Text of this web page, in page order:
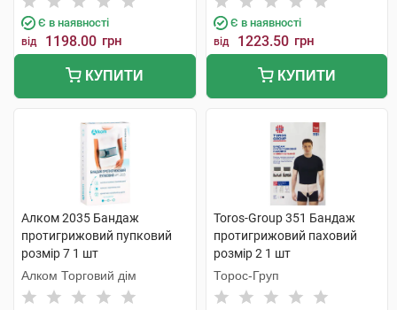
Є в наявності
від 1198.00 грн
КУПИТИ
Є в наявності
від 1223.50 грн
КУПИТИ
Алком 2035 Бандаж
протигрижовий пупковий
розмір 7 1 шт
Алком Торговий дім
Toros-Group 351 Бандаж
протигрижовий паховий
розмір 2 1 шт
Торос-Груп